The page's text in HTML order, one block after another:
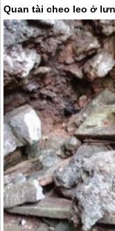
Quan tài cheo leo ở